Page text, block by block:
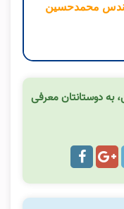
محمدحسین
به دوستانتان معرفی